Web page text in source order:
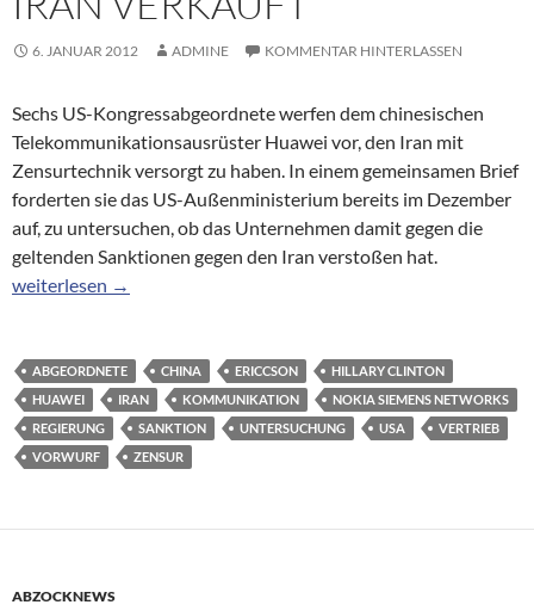
6. JANUAR 2012 ADMINE KOMMENTAR HINTERLASSEN
Sechs US-Kongressabgeordnete werfen dem chinesischen
Telekommunikationsausrüster Huawei vor, den Iran mit
Zensurtechnik versorgt zu haben. In einem gemeinsamen Brief
forderten sie das US-Außenministerium bereits im Dezember
auf, zu untersuchen, ob das Unternehmen damit gegen die
geltenden Sanktionen gegen den Iran verstoßen hat.
US-Abgeordnete: Huawei hat Zensurtechnik an den Iran
weiterlesen →
ABGEORDNETE CHINA ERICCSON
HILLARY CLINTON
HUAWEI
IRAN KOMMUNIKATION
NOKIA SIEMENS NETWORKS
REGIERUNG
SANKTION UNTERSUCHUNG USA
VERTRIEB
VORWURF
ZENSUR
ABZOCKNEWS